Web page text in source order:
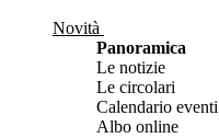
Novità
Panoramica
Le notizie
Le circolari
Calendario eventi
Albo online